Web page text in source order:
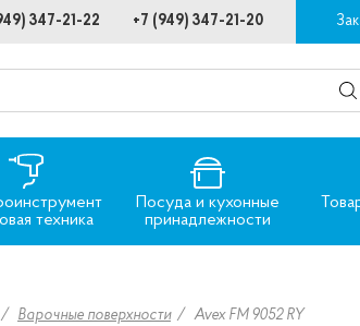
+7 (949) 347-21-20
347-21-22
техника
Посуда и кухонные
принадлежности
Варочные поверхности Avex FM 9052 RY